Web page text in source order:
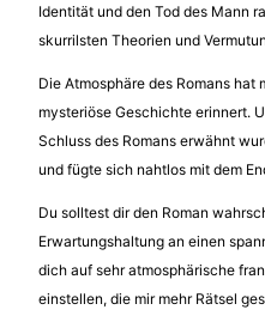
Identität und den Tod des Mann
skurrilsten Theorien und
Die Atmosphäre des Romans
mysteriöse Geschichte erinnert.
Schluss des Romans erwähnt
und fügte sich nahtlos mit dem
Du solltest dir den Roman
Erwartungshaltung an einen
dich auf sehr atmosphärische
einstellen, die mir mehr Rätsel